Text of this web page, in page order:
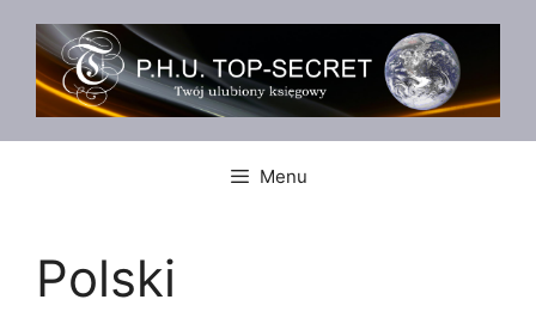
treści
Menu
Polski